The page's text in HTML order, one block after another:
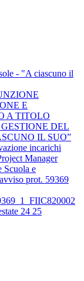
- "A ciascuno il
E
A TITOLO
DEL
IL SUO”
incarichi
Manager
Scuola e
prot. 59369
24 25